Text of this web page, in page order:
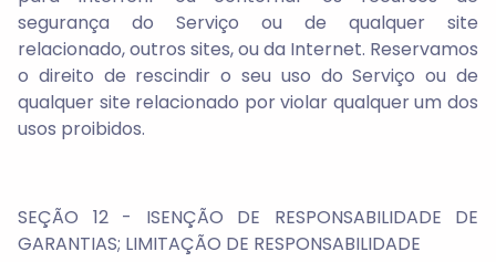
segurança do Serviço ou de qualquer site
relacionado, outros sites, ou da Internet. Reservamos
o direito de rescindir o seu uso do Serviço ou de
qualquer site relacionado por violar qualquer um dos
usos proibidos.
SEÇÃO 12 - ISENÇÃO DE RESPONSABILIDADE DE
GARANTIAS; LIMITAÇÃO DE RESPONSABILIDADE